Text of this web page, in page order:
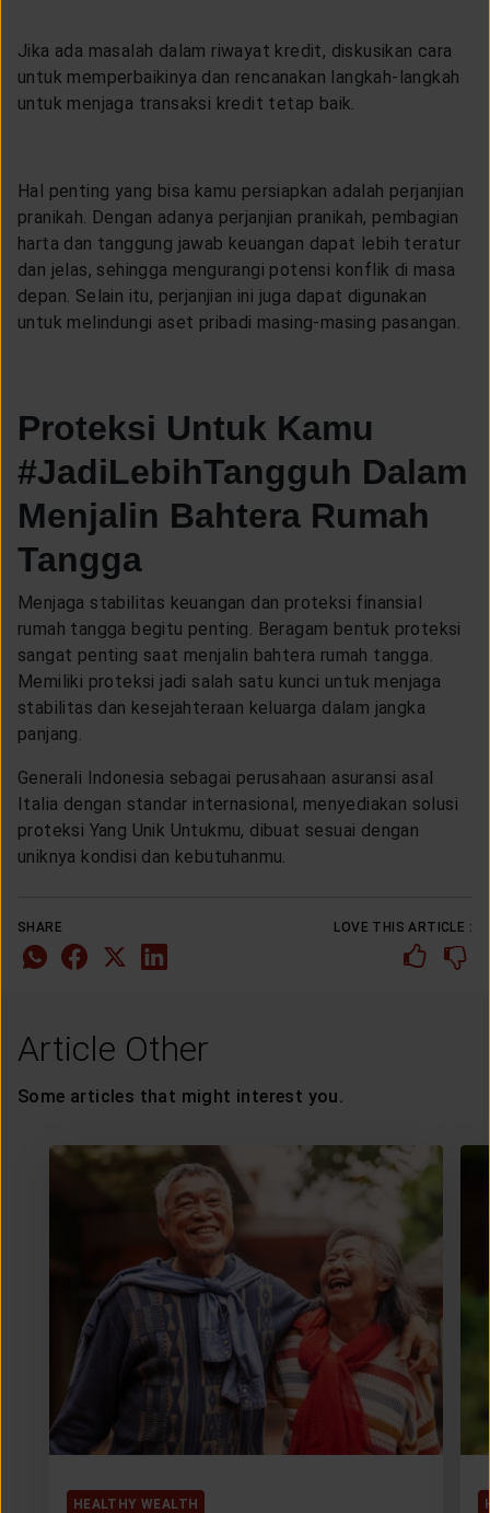
Jika ada masalah dalam riwayat kredit, diskusikan cara
untuk memperbaikinya dan rencanakan langkah-langkah
untuk menjaga transaksi kredit tetap baik.
Hal penting yang bisa kamu persiapkan adalah perjanjian
pranikah. Dengan adanya perjanjian pranikah, pembagian
harta dan tanggung jawab keuangan dapat lebih teratur
dan jelas, sehingga mengurangi potensi konflik di masa
depan. Selain itu, perjanjian ini juga dapat digunakan
untuk melindungi aset pribadi masing-masing pasangan.
Proteksi Untuk Kamu
#JadiLebihTangguh Dalam
Menjalin Bahtera Rumah
Tangga
Menjaga stabilitas keuangan dan proteksi finansial
rumah tangga begitu penting. Beragam bentuk proteksi
sangat penting saat menjalin bahtera rumah tangga.
Memiliki proteksi jadi salah satu kunci untuk menjaga
stabilitas dan kesejahteraan keluarga dalam jangka
panjang.
Generali Indonesia sebagai perusahaan asuransi asal
Italia dengan standar internasional, menyediakan solusi
proteksi Yang Unik Untukmu, dibuat sesuai dengan
uniknya kondisi dan kebutuhanmu.
SHARE LOVE THIS ARTICLE :
Article Other
Some articles that might interest you.
HEALTHY WEALTH